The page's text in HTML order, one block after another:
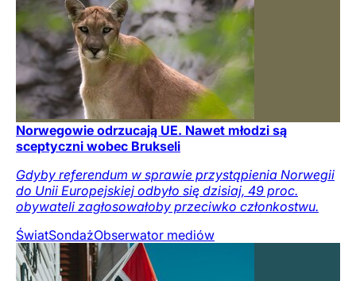
Norwegowie odrzucają UE. Nawet młodzi są
sceptyczni wobec Brukseli
Gdyby referendum w sprawie przystąpienia Norwegii
do Unii Europejskiej odbyło się dzisiaj, 49 proc.
obywateli zagłosowałoby przeciwko członkostwu.
ŚwiatSondażObserwator mediów